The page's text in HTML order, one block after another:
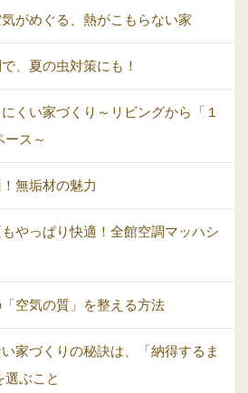
がめぐる、熱がこもらない家
、夏の虫対策にも！
くい家づくり～リビングから「１
ース～
無垢材の魅力
やっぱり快適！全館空調マッハシ
空気の質」を整える方法
家づくりの秘訣は、「納得するま
選ぶこと